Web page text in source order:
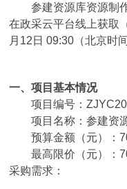
参建资源库资源制
在政采云平台线上获取
月12日 09:30 （北京
一、项目基本情况
项目编号：
项目名称：参建资
预算金额（元）：
最高限价（元）：
采购需求：